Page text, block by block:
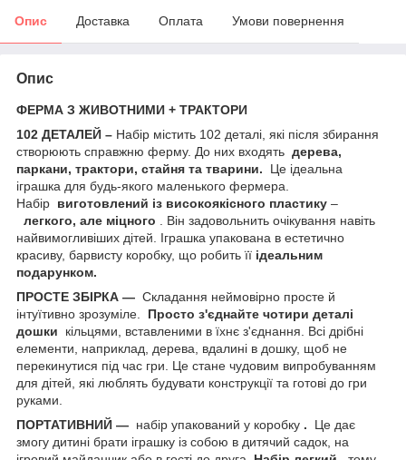
Опис Доставка Оплата Умови повернення
Опис
ФЕРМА З ЖИВОТНИМИ + ТРАКТОРИ
102 ДЕТАЛЕЙ – Набір містить 102 деталі, які після збирання
створюють справжню ферму. До них входять дерева,
паркани, трактори, стайня та тварини. Це ідеальна
іграшка для будь-якого маленького фермера.
Набір виготовлений із високоякісного пластику –
легкого, але міцного . Він задовольнить очікування навіть
найвимогливіших дітей. Іграшка упакована в естетично
красиву, барвисту коробку, що робить її ідеальним
подарунком.
ПРОСТЕ ЗБІРКА — Складання неймовірно просте й
інтуїтивно зрозуміле. Просто з'єднайте чотири деталі
дошки кільцями, вставленими в їхнє з'єднання. Всі дрібні
елементи, наприклад, дерева, вдалині в дошку, щоб не
перекинутися під час гри. Це стане чудовим випробуванням
для дітей, які люблять будувати конструкції та готові до гри
руками.
ПОРТАТИВНИЙ — набір упакований у коробку . Це дає
змогу дитині брати іграшку із собою в дитячий садок, на